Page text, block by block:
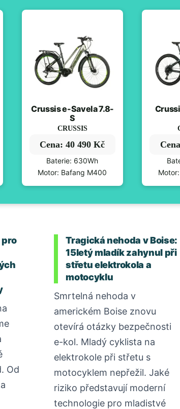
Crussis e-Savela 7.8-
S
CRUSSIS
Cena: 40 490 Kč
Baterie: 630Wh
Motor: Bafang M400
pro
Od
Tragická nehoda v Boise:
15letý mladík zahynul při
střetu elektrokola a
motocyklu
Smrtelná nehoda v
americkém Boise znovu
otevírá otázky bezpečnosti
e-kol. Mladý cyklista na
elektrokole při střetu s
motocyklem nepřežil. Jaké
riziko představují moderní
technologie pro mladistvé